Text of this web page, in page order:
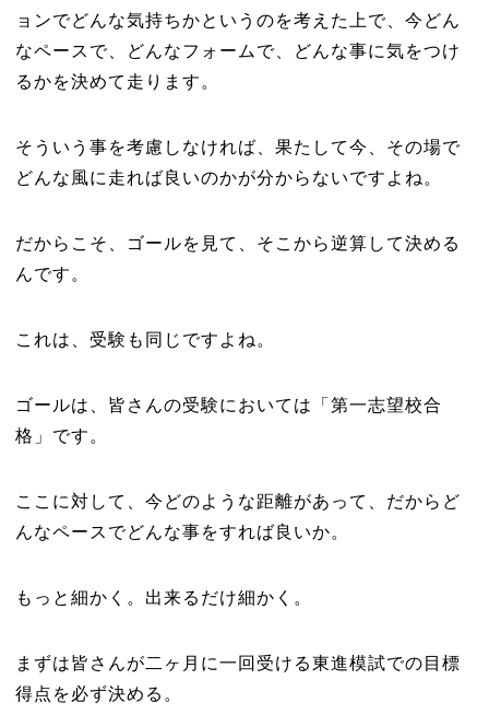
ョンでどんな気持ちかというのを考えた上で、今どん
なペースで、どんなフォームで、どんな事に気をつけ
るかを決めて走ります。
そういう事を考慮しなければ、果たして今、その場で
どんな風に走れば良いのかが分からないですよね。
だからこそ、ゴールを見て、そこから逆算して決める
んです。
これは、受験も同じですよね。
ゴールは、皆さんの受験においては「第一志望校合
格」です。
ここに対して、今どのような距離があって、だからど
んなペースでどんな事をすれば良いか。
もっと細かく。出来るだけ細かく。
まずは皆さんが二ヶ月に一回受ける東進模試での目標
得点を必ず決める。